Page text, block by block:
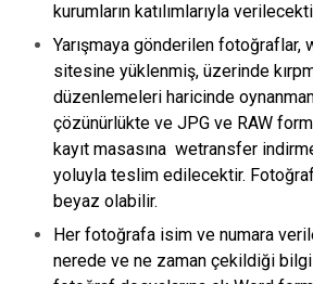
kurumların katılımlarıyla
Yarışmaya gönderilen fotoğraflar,
sitesine yüklenmiş, üzerinde
düzenlemeleri haricinde
çözünürlükte ve JPG ve RAW
kayıt masasına wetransfer
yoluyla teslim edilecektir.
beyaz olabilir.
Her fotoğrafa isim ve numara
nerede ve ne zaman çekildiği